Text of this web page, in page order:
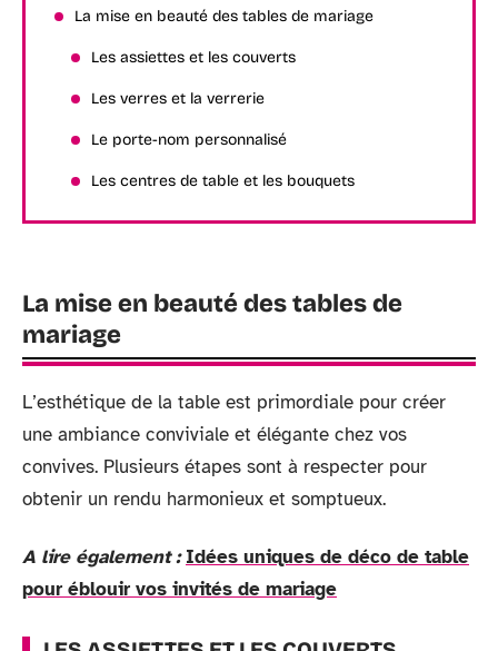
La mise en beauté des tables de mariage
Les assiettes et les couverts
Les verres et la verrerie
Le porte-nom personnalisé
Les centres de table et les bouquets
La mise en beauté des tables de
mariage
L’esthétique de la table est primordiale pour créer
une ambiance conviviale et élégante chez vos
convives. Plusieurs étapes sont à respecter pour
obtenir un rendu harmonieux et somptueux.
A lire également : Idées uniques de déco de table
pour éblouir vos invités de mariage